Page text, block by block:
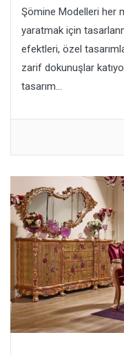
Şömine Modelleri her
yaratmak için
efektleri, özel
zarif dokunuşlar
tasarım...